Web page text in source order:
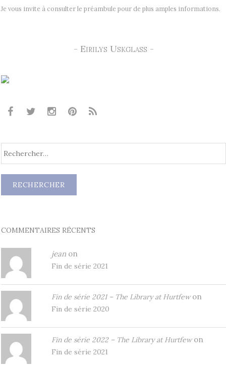
Je vous invite à consulter le préambule pour de plus amples informations.
- Eirilys Uskglass -
COMMENTAIRES RÉCENTS
jean on
Fin de série 2021
Fin de série 2021 – The Library at Hurtfewon
Fin de série 2020
Fin de série 2022 – The Library at Hurtfewon
Fin de série 2021